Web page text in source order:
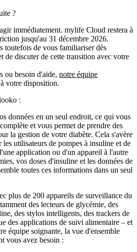
?
immédiatement. mylife Cloud restera à
jusqu'au 31 décembre 2026.
toutefois de vous familiariser dès
de discuter de cette transition avec votre
ou besoin d'aide, notre équipe
votre disposition.
:
données en un seul endroit, ce qui vous
et vous permet de prendre des
la gestion de votre diabète. Cela s'avère
utilisateurs de pompes à insuline et de
application ou d'un appareil à l'autre
vos doses d'insuline et les données de
toutes ces informations dans un seul
plus de 200 appareils de surveillance du
des lecteurs de glycémie, des
des stylos intelligents, des trackers de
des applications de suivi alimentaire – et
équipe soignante, la vue d'ensemble
vous avez besoin :